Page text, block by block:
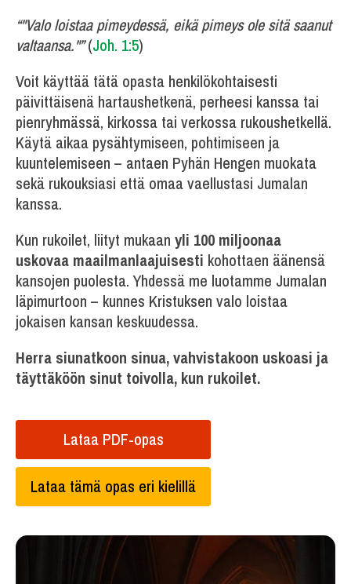
“"Valo loistaa pimeydessä, eikä pimeys ole sitä saanut
valtaansa."”(Joh. 1:5)
Voit käyttää tätä opasta henkilökohtaisesti
päivittäisenä hartaushetkenä, perheesi kanssa tai
pienryhmässä, kirkossa tai verkossa rukoushetkellä.
Käytä aikaa pysähtymiseen, pohtimiseen ja
kuuntelemiseen – antaen Pyhän Hengen muokata
sekä rukouksiasi että omaa vaellustasi Jumalan
kanssa.
Kun rukoilet, liityt mukaan yli 100 miljoonaa
uskovaa maailmanlaajuisesti kohottaen äänensä
kansojen puolesta. Yhdessä me luotamme Jumalan
läpimurtoon – kunnes Kristuksen valo loistaa
jokaisen kansan keskuudessa.
Herra siunatkoon sinua, vahvistakoon uskoasi ja
täyttäköön sinut toivolla, kun rukoilet.
Lataa PDF-opas
Lataa tämä opas eri kielillä